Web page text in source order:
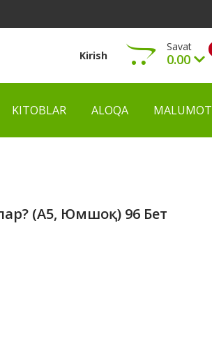
Kirish
Savat
0.00
Ko‘rish
KITOBLAR ALOQA MALUMOT
(А5, Юмшоқ) 96 Бет